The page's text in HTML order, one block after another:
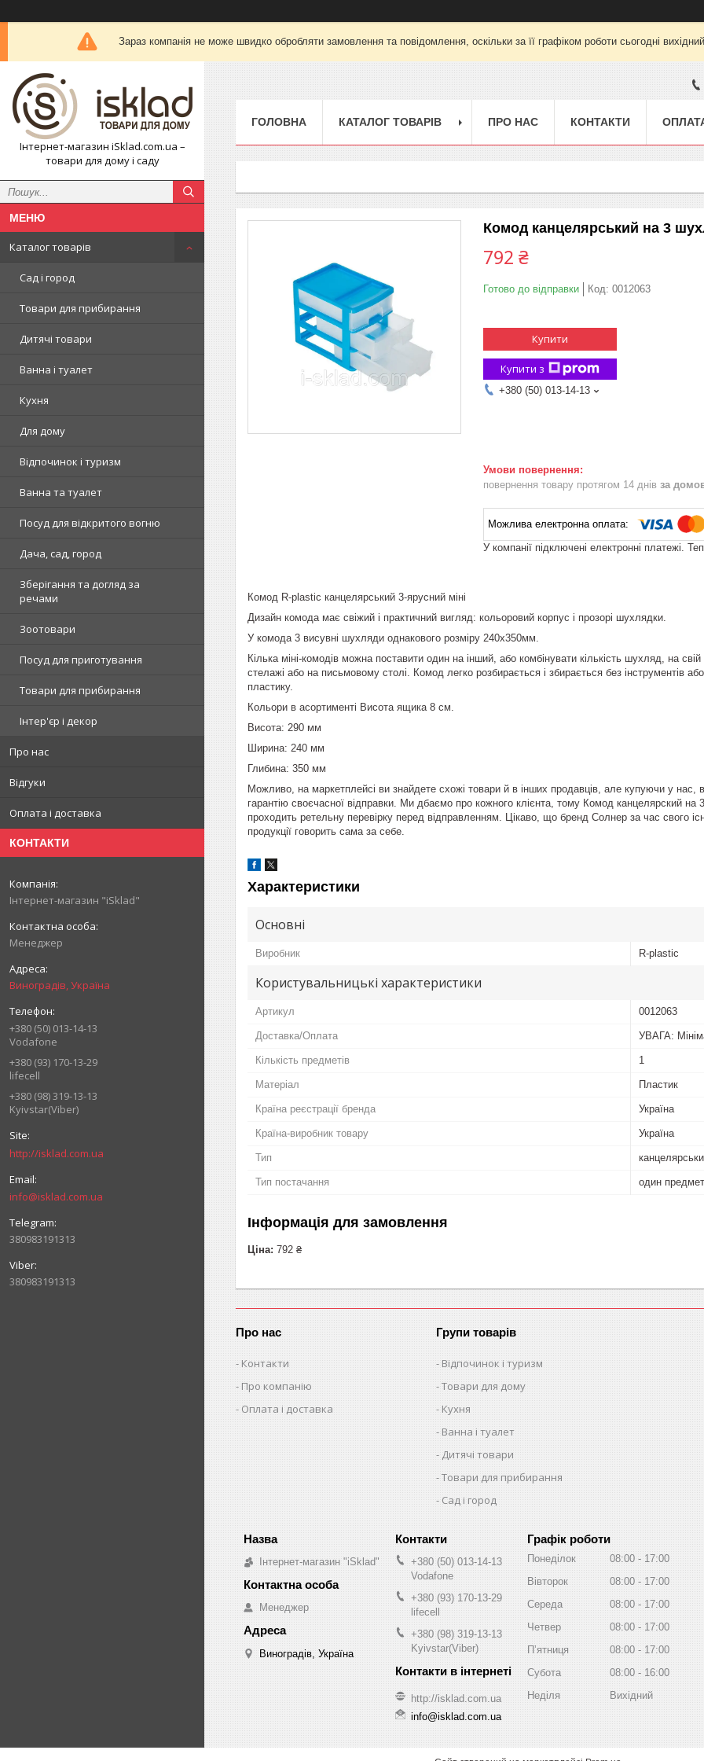
Зараз компанія не може швидко обробляти замовлення та повідомлення, оскільки за її графіком роботи сьогодні
Інтернет-магазин iSklad.com.ua –
товари для дому і саду
Каталог товарів
Сад і город
Товари для прибирання
Дитячі товари
Ванна і туалет
Кухня
Для дому
Відпочинок і туризм
Ванна та туалет
Посуд для відкритого вогню
Дача, сад, город
Зберігання та догляд за
речами
Зоотовари
Посуд для приготування
Товари для прибирання
Інтер'єр і декор
Про нас
Відгуки
Оплата і доставка
КОНТАКТИ
Інтернет-магазин "iSklad"
Менеджер
Виноградів, Україна
+380 (50) 013-14-13
Vodafone
+380 (93) 170-13-29
lifecell
+380 (98) 319-13-13
Kyivstar(Viber)
http://isklad.com.ua
info@isklad.com.ua
380983191313
380983191313
ГОЛОВНА КАТАЛОГ ТОВАРІВ ПРО НАС КОНТАКТИ
Комод канцелярський на 3
792 ₴
Готово до відправки Код: 0012063
Купити
Купити з
+380 (50) 013-14-13
повернення товару протягом 14 днів за
У компанії підключені електронні платежі.
Комод R-plastic канцелярський 3-ярусний міні
Дизайн комода має свіжий і практичний вигляд: кольоровий корпус і прозорі шухлядки.
У комода 3 висувні шухляди однакового розміру 240х350мм.
Кілька міні-комодів можна поставити один на інший, або комбінувати кількість шухляд, на
стелажі або на письмовому столі. Комод легко розбирається і збирається без інструментів
пластику.
Кольори в асортименті Висота ящика 8 см.
Висота: 290 мм
Ширина: 240 мм
Глибина: 350 мм
Можливо, на маркетплейсі ви знайдете схожі товари й в інших продавців, але купуючи у
гарантію своєчасної відправки. Ми дбаємо про кожного клієнта, тому Комод канцелярский на 3
проходить ретельну перевірку перед відправленням. Цікаво, що бренд Солнер за час свого
продукції говорить сама за себе.
Характеристики
Основні
Виробник R-plastic
Користувальницькі характеристики
Артикул 0012063
Доставка/Оплата УВАГА:
Кількість предметів 1
Матеріал Пластик
Країна реєстрації бренда Україна
Країна-виробник товару Україна
Тип
Тип постачання один предмет
Інформація для замовлення
Ціна: 792 ₴
Про нас
Контакти
Про компанію
Оплата і доставка
Групи товарів
Відпочинок і туризм
Товари для дому
Кухня
Ванна і туалет
Дитячі товари
Товари для прибирання
Сад і город
Інтернет-магазин "iSklad"
Менеджер
Виноградів, Україна
+380 (50) 013-14-13
Vodafone
+380 (93) 170-13-29
lifecell
+380 (98) 319-13-13
Kyivstar(Viber)
http://isklad.com.ua
info@isklad.com.ua
Графік роботи
Понеділок 08:00
17:00
Вівторок
08:00
17:00
Середа
08:00
17:00
Четвер
08:00
17:00
Пʼятниця
08:00
17:00
Субота
08:00
16:00
Неділя
Вихідний